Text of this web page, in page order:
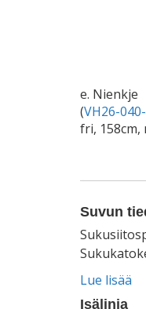
e. Nienkje
(VH26-
fri, 158cm,
Suvun
Lue lisää
Isälinja